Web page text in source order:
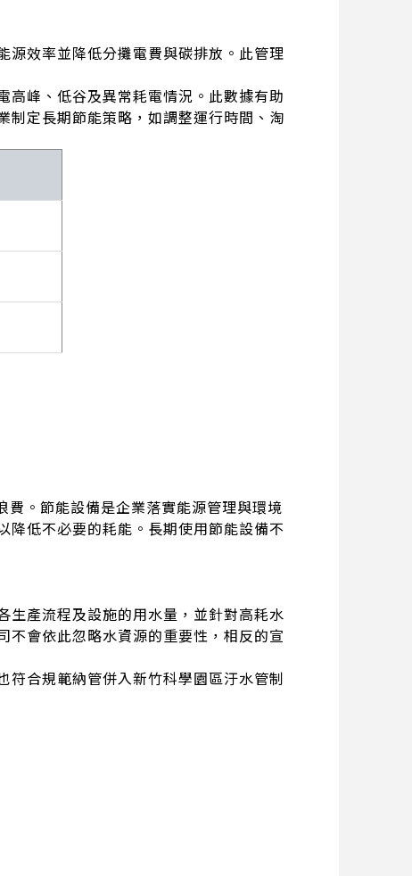
源效率並降低分攤電費與碳排放。此管理
高峰、低谷及異常耗電情況。此數據有助
制定長期節能策略，如調整運行時間、淘
。節能設備是企業落實能源管理與環境
降低不必要的耗能。長期使用節能設備不
生產流程及設施的用水量，並針對高耗水
不會依此忽略水資源的重要性，相反的宣
符合規範納管併入新竹科學園區汙水管制